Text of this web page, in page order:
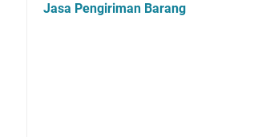
Jasa Pengiriman Barang